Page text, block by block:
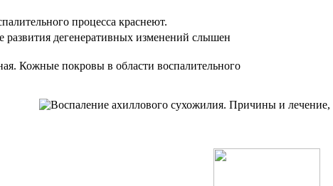
процесса краснеют.
развития дегенеративных изменений слышен
Кожные покровы в области воспалительного